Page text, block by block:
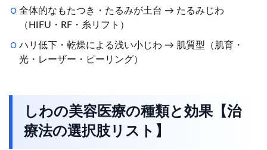
全体的なもたつき・たるみが土台 → たるみじわ
（HIFU・RF・糸リフト）
ハリ低下・乾燥による浅い小じわ → 肌質型（肌育・
光・レーザー・ピーリング）
しわの美容医療の種類と効果【治
療法の選択肢リスト】